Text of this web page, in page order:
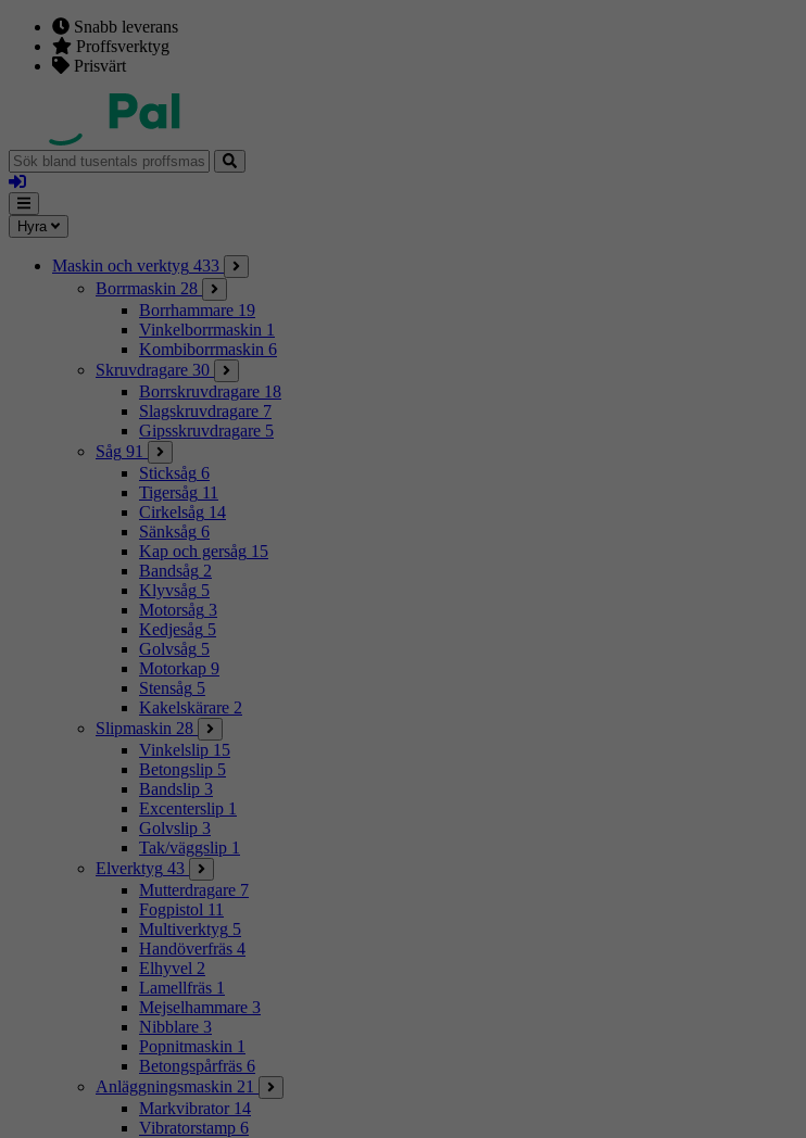
Snabb leverans
Proffsverktyg
Prisvärt
Sök
bland
tusentals
proffsmaskiner
Logga
in
Mina
sidor
Meny
Hyra
Maskin och verktyg 433
Borrmaskin 28
Borrhammare 19
Vinkelborrmaskin 1
Kombiborrmaskin 6
Skruvdragare 30
Borrskruvdragare 18
Slagskruvdragare 7
Gipsskruvdragare 5
Såg 91
Sticksåg 6
Tigersåg 11
Cirkelsåg 14
Sänksåg 6
Kap och gersåg 15
Bandsåg 2
Klyvsåg 5
Motorsåg 3
Kedjesåg 5
Golvsåg 5
Motorkap 9
Stensåg 5
Kakelskärare 2
Slipmaskin 28
Vinkelslip 15
Betongslip 5
Bandslip 3
Excenterslip 1
Golvslip 3
Tak/väggslip 1
Elverktyg 43
Mutterdragare 7
Fogpistol 11
Multiverktyg 5
Handöverfräs 4
Elhyvel 2
Lamellfräs 1
Mejselhammare 3
Nibblare 3
Popnitmaskin 1
Betongspårfräs 6
Anläggningsmaskin 21
Markvibrator 14
Vibratorstamp 6